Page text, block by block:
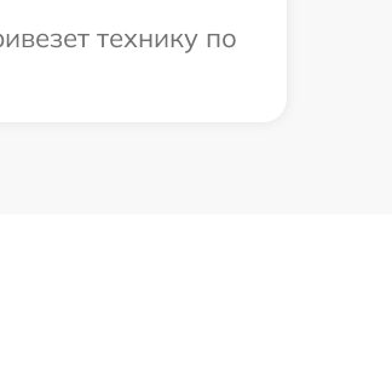
технику по